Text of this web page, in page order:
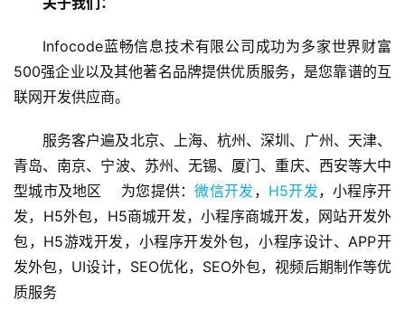
A
开
发
微
信
营
Infocode蓝畅信息技术有限公司成功为多家世界财富
500强企业以及其他著名品牌提供优质服务，是您靠谱的互
联网开发供应商。
服务客户遍及北京、上海、杭州、深圳、广州、天津、
青岛、南京、宁波、苏州、无锡、厦门、重庆、西安等大中
型城市及地区    为您提供：微信开发 ， H5开发，小程序开
发，H5外包，H5商城开发，小程序商城开发，网站开发外
包，H5游戏开发，小程序开发外包，小程序设计、APP开
发外包，UI设计，SEO优化，SEO外包，视频后期制作等优
质服务